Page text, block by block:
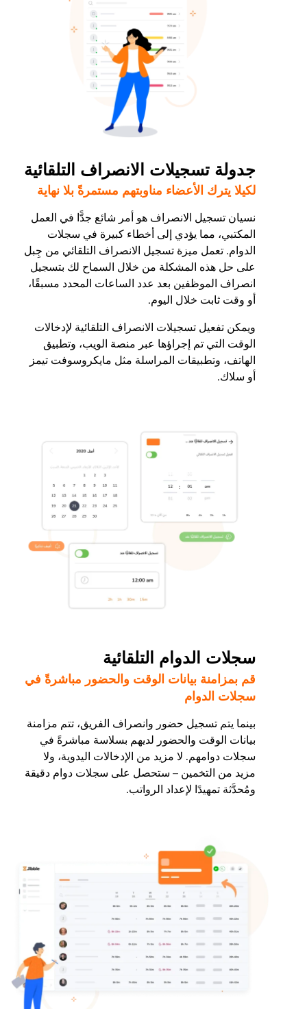
جدولة تسجيلات الانصراف التلقائية
لكيلا يترك الأعضاء مناوبتهم مستمرةً بلا نهاية
نسيان تسجيل الانصراف هو أمر شائع جدًّا في العمل
المكتبي، مما يؤدي إلى أخطاء كبيرة في سجلات
الدوام. تعمل ميزة تسجيل الانصراف التلقائي من جِبل
على حل هذه المشكلة من خلال السماح لك بتسجيل
انصراف الموظفين بعد عدد الساعات المحدد مسبقًا،
أو وقت ثابت خلال اليوم.
ويمكن تفعيل تسجيلات الانصراف التلقائية لإدخالات
الوقت التي تم إجراؤها عبر منصة الويب، وتطبيق
الهاتف، وتطبيقات المراسلة مثل مايكروسوفت تيمز
أو سلاك.
سجلات الدوام التلقائية
قم بمزامنة بيانات الوقت والحضور مباشرةً في
سجلات الدوام
بينما يتم تسجيل حضور وانصراف الفريق، تتم مزامنة
بيانات الوقت والحضور لديهم بسلاسة مباشرةً في
سجلات دوامهم. لا مزيد من الإدخالات اليدوية، ولا
مزيد من التخمين – ستحصل على سجلات دوام دقيقة
ومُحدَّثة تمهيدًا لإعداد الرواتب.